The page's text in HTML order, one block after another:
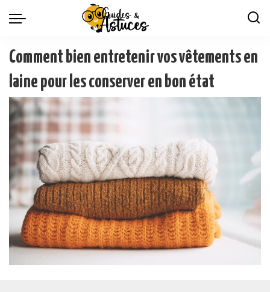
Comment bien entretenir vos vêtements en
laine pour les conserver en bon état